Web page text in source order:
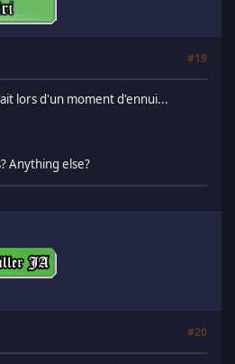
#19
lors d'un moment d'ennui...
Anything else?
#20